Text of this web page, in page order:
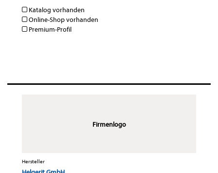
Katalog vorhanden
Online-Shop vorhanden
Premium-Profil
Firmenlogo
Hersteller